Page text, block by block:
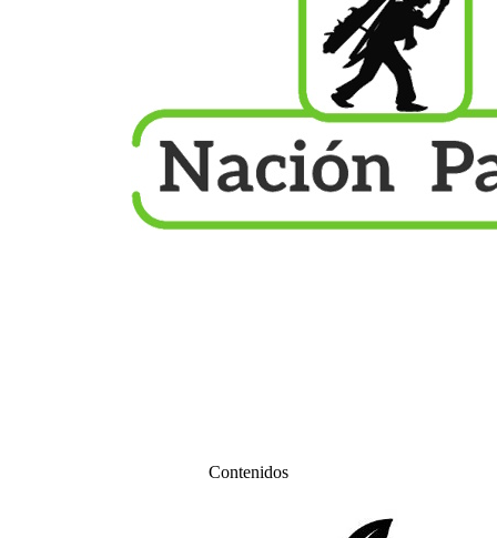
Contenidos